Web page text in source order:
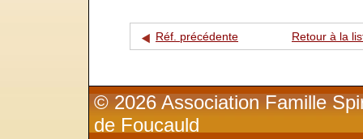
Réf. précédente Retour à la
© 2026 Association Famille
de Foucauld